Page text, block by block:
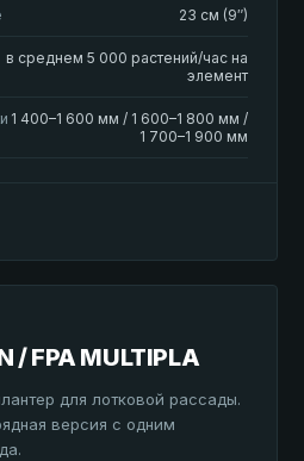
23 см (9″)
в среднем 5 000 растений/час на
элемент
1 400–1 600 мм / 1 600–1 800 мм /
1 700–1 900 мм
/ FPA MULTIPLA
для лотковой рассады.
версия с одним